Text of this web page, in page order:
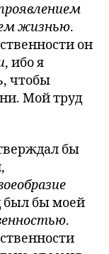
жизнью.
он
, ибо я
, чтобы
Мой труд
бы
был бы моей
.